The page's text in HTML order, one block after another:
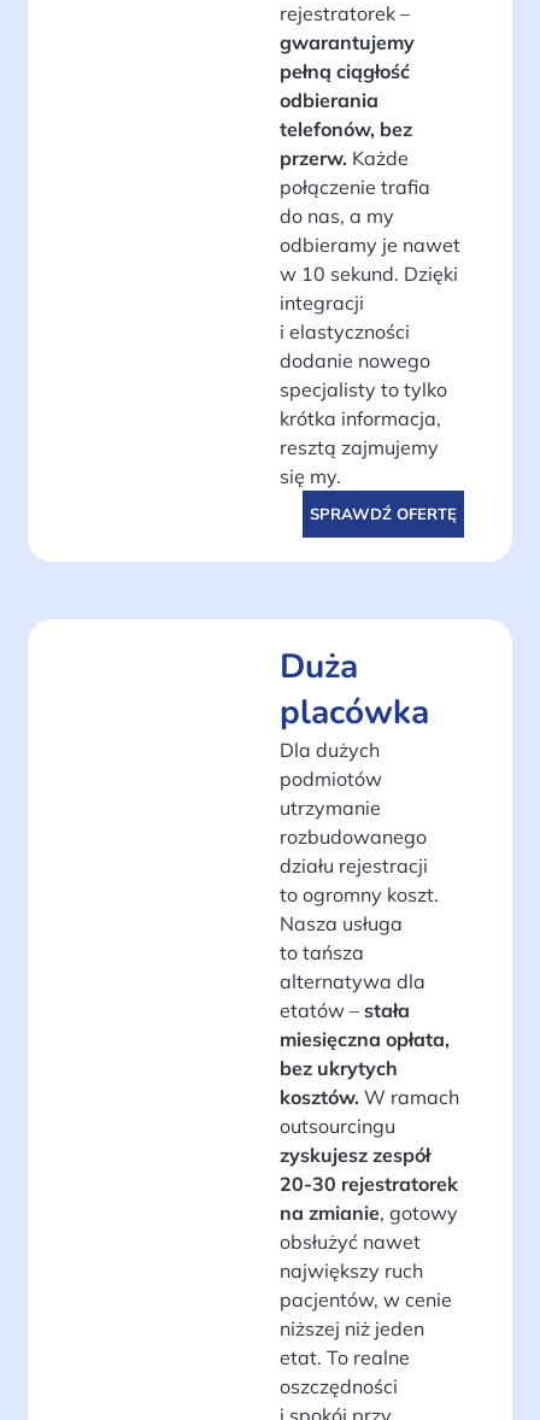
rejestratorek –
gwarantujemy
pełną ciągłość
odbierania
telefonów, bez
przerw. Każde
połączenie trafia
do nas, a my
odbieramy je nawet
w 10 sekund. Dzięki
integracji
i elastyczności
dodanie nowego
specjalisty to tylko
krótka informacja,
resztą zajmujemy
się my.
SPRAWDŹ OFERTĘ
Duża
placówka
Dla dużych
podmiotów
utrzymanie
rozbudowanego
działu rejestracji
to ogromny koszt.
Nasza usługa
to tańsza
alternatywa dla
etatów –stała
miesięczna opłata,
bez ukrytych
kosztów. W ramach
outsourcingu
zyskujesz zespół
20-30 rejestratorek
na zmianie, gotowy
obsłużyć nawet
największy ruch
pacjentów, w cenie
niższej niż jeden
etat. To realne
oszczędności